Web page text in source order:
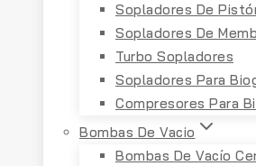
Sopladores De
Sopladores De
Turbo Sopladores
Sopladores Para
Compresores Para
Bombas De Vacio
Bombas De Vacío